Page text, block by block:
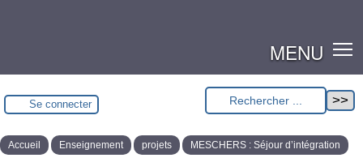
MENU
Se connecter
Accueil Enseignement projets MESCHERS : Séjour d’intégration